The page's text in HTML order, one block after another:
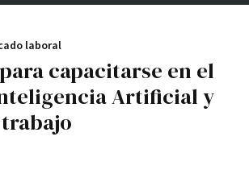
capacitarse en el
Artificial y
laboral